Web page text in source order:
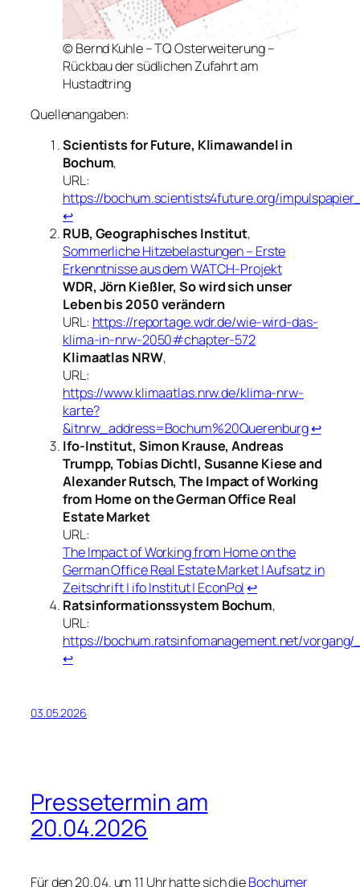
© Bernd Kuhle – TQ Osterweiterung –
Rückbau der südlichen Zufahrt am
Hustadtring
Quellenangaben:
Scientists for Future, Klimawandel in
Bochum,
URL:
https://bochum.scientists4future.org/
↩︎
RUB, Geographisches Institut,
Sommerliche Hitzebelastungen – Erste
Erkenntnisse aus dem WATCH-Projekt
WDR, Jörn Kießler, So wird sich unser
Leben bis 2050 verändern
URL: https://reportage.wdr.de/wie-wird-das-
klima-in-nrw-2050#chapter-572
Klimaatlas NRW,
URL:
https://www.klimaatlas.nrw.de/klima-nrw-
karte?
&itnrw_address=Bochum%20Querenburg↩︎
Ifo-Institut, Simon Krause, Andreas
Trumpp, Tobias Dichtl, Susanne Kiese and
Alexander Rutsch, The Impact of Working
from Home on the German Office Real
Estate Market
URL:
The Impact of Working from Home on the
German Office Real Estate Market | Aufsatz in
Zeitschrift | ifo Institut | EconPol↩︎
Ratsinformationssystem Bochum,
URL:
https://bochum.ratsinfomanagement.net/vorgang/
↩︎
03.05.2026
Pressetermin am
20.04.2026
Für den 20.04. um 11 Uhr hatte sich dieBochumer